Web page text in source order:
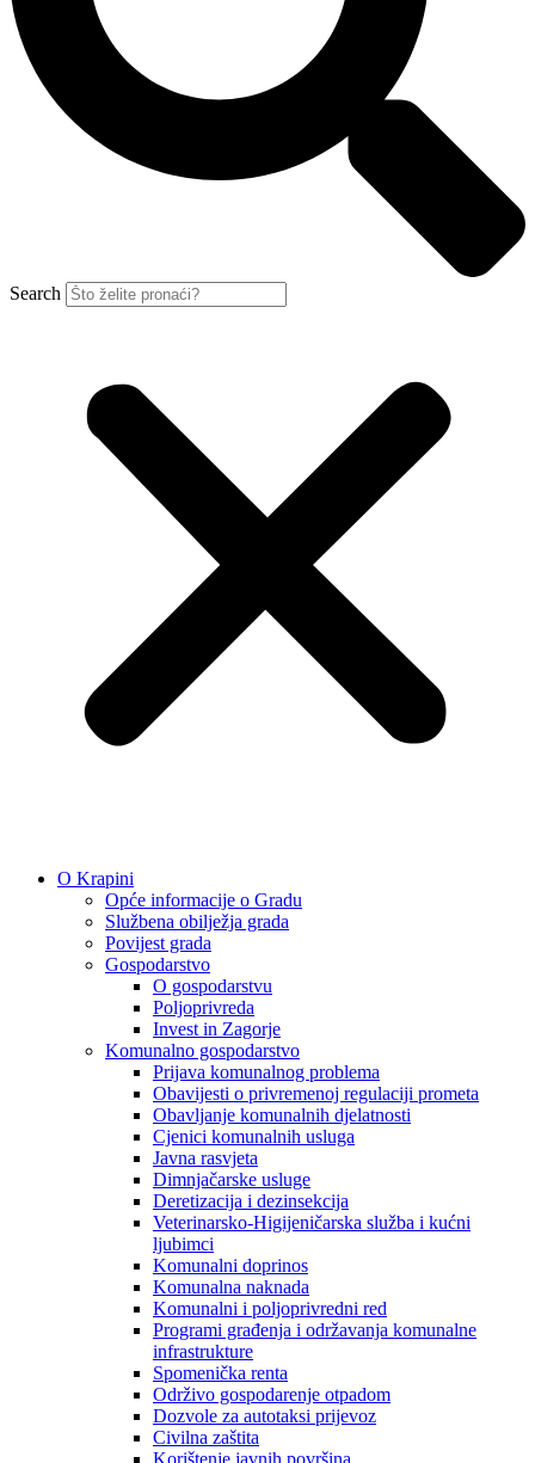
Search
O Krapini
Opće informacije o Gradu
Službena obilježja grada
Povijest grada
Gospodarstvo
O gospodarstvu
Poljoprivreda
Invest in Zagorje
Komunalno gospodarstvo
Prijava komunalnog problema
Obavijesti o privremenoj regulaciji prometa
Obavljanje komunalnih djelatnosti
Cjenici komunalnih usluga
Javna rasvjeta
Dimnjačarske usluge
Deretizacija i dezinsekcija
Veterinarsko-Higijeničarska služba i kućni
ljubimci
Komunalni doprinos
Komunalna naknada
Komunalni i poljoprivredni red
Programi građenja i održavanja komunalne
infrastrukture
Spomenička renta
Održivo gospodarenje otpadom
Dozvole za autotaksi prijevoz
Civilna zaštita
Korištenje javnih površina